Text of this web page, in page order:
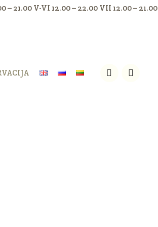
– 21.00 V-VI 12.00 – 22.00 VII 12.00 – 21.00